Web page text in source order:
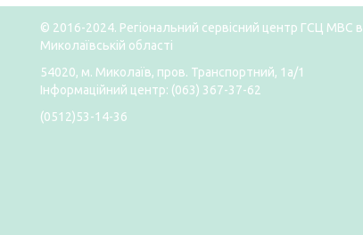
© 2016-2024. Регіональний сервісний центр ГСЦ МВС в
Миколаївській області
54020, м. Миколаїв, пров. Транспортний, 1а/1
Інформаційний центр: (063) 367-37-62
(0512)53-14-36